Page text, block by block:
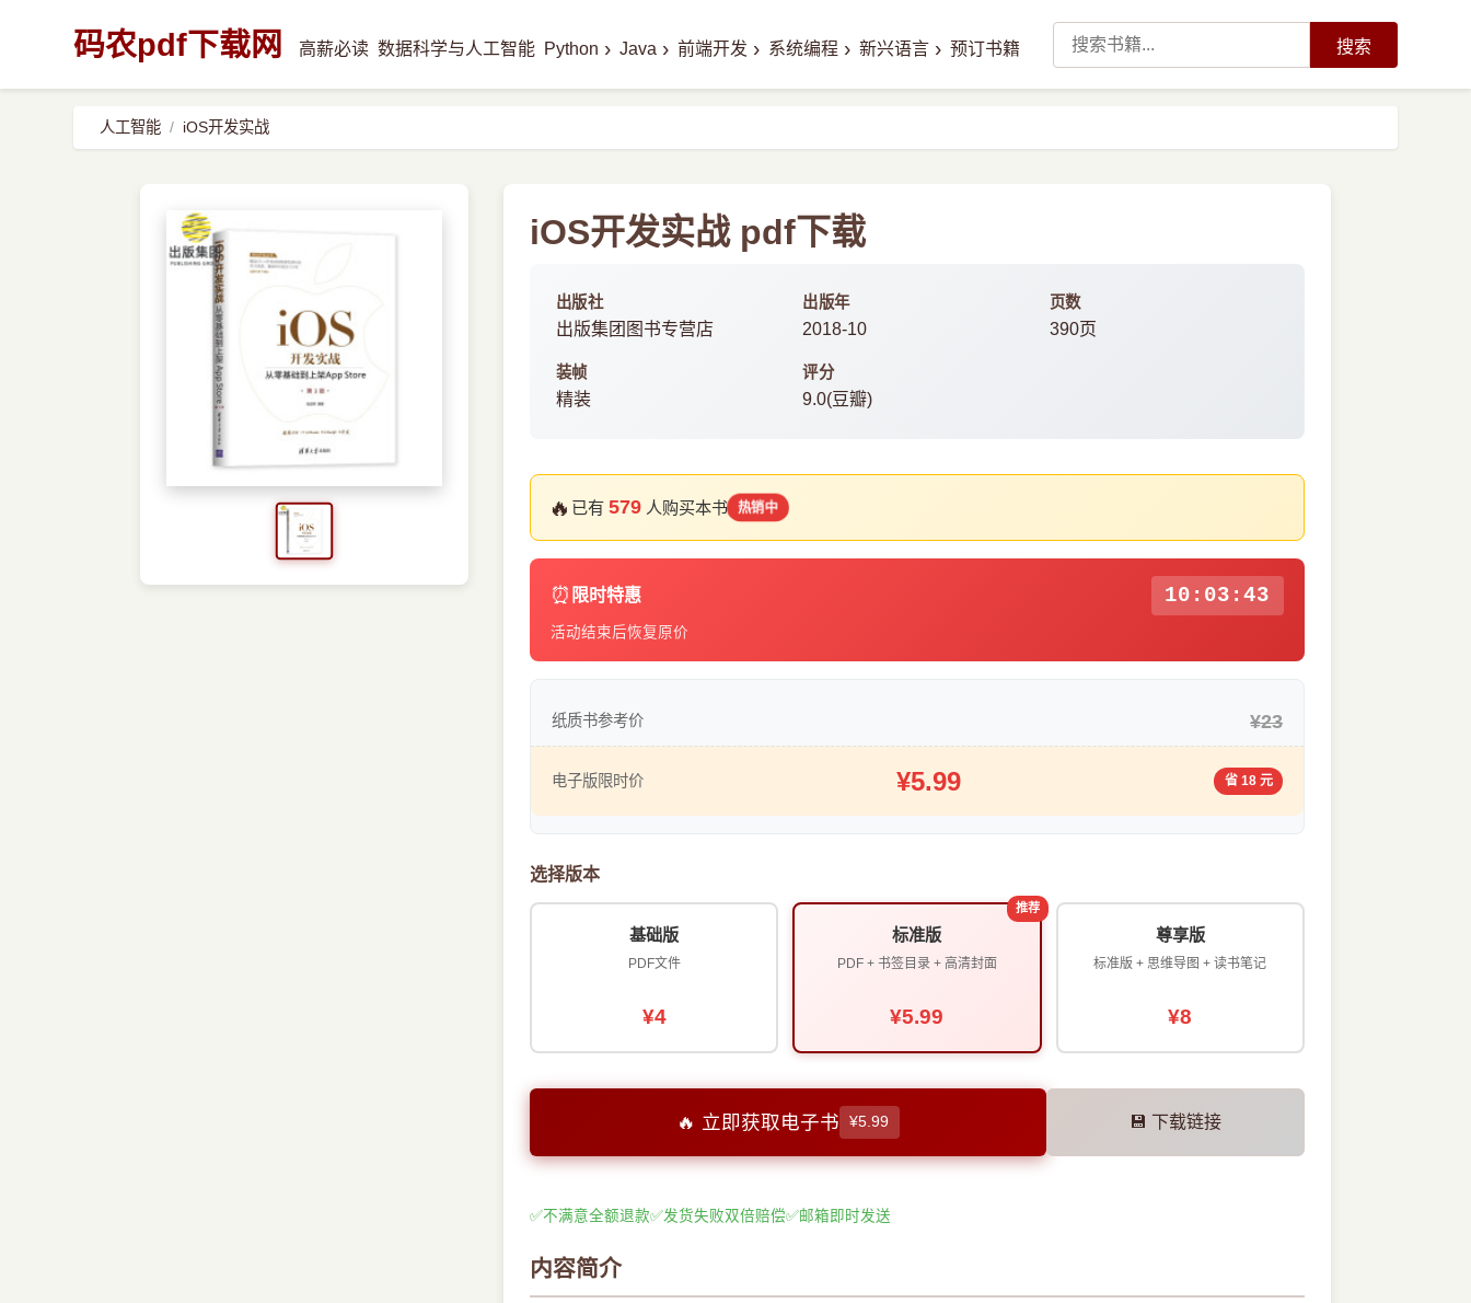
码农pdf下载网 高薪必读 数据科学与人工智能 Python › Java › 前端开发 › 系统编程 › 新兴语言 › 预订书籍 搜索
人工智能 iOS开发实战
iOS开发实战 pdf下载
出版社
出版集团图书专营店
出版年
2018-10
页数
390页
装帧
精装
评分
9.0(豆瓣)
🔥 已有 579人购买本书 热销中
⏰ 限时特惠 10:03:42
活动结束后恢复原价
纸质书参考价 ¥23
电子版限时价 ¥5.99 省 18 元
选择版本
基础版
PDF文件
¥4
推荐
标准版
PDF + 书签目录 + 高清封面
¥5.99
尊享版
标准版 + 思维导图 + 读书笔记
¥8
🔥 立即获取电子书 ¥5.99 💾 下载链接
✅不满意全额退款✅发货失败双倍赔偿✅邮箱即时发送
内容简介